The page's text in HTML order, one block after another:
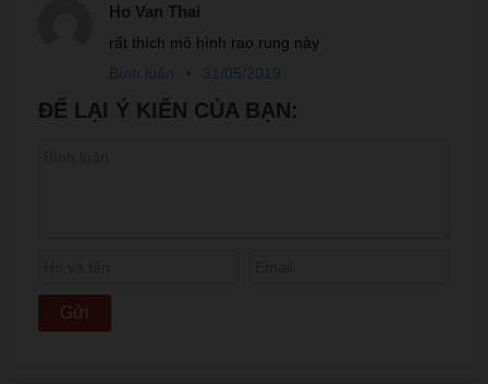
Ho Van Thai
rất thích mô hình rao rung này
Bình luận
31/05/2019
ĐỂ LẠI Ý KIẾN CỦA BẠN: